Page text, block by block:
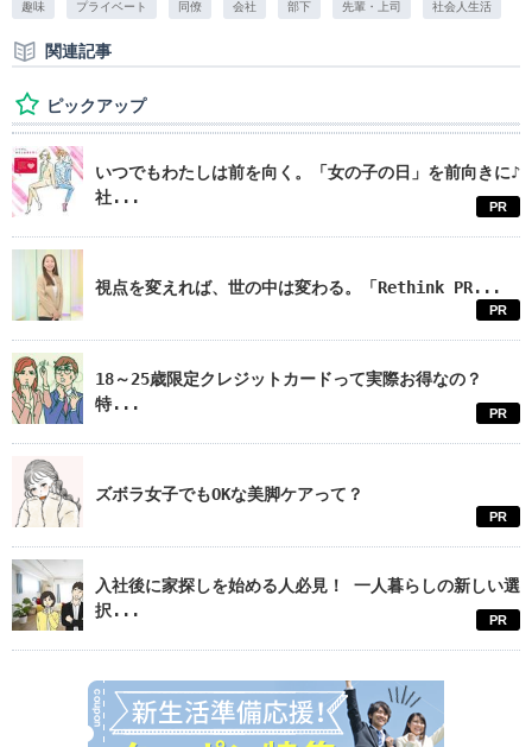
趣味 プライベート 同僚 会社 部下 先輩・上司 社会人生活
関連記事
ピックアップ
いつでもわたしは前を向く。「女の子の日」を前向きに♪
社...
PR
視点を変えれば、世の中は変わる。「Rethink PR...
PR
18～25歳限定クレジットカードって実際お得なの？
特...
PR
ズボラ女子でもOKな美脚ケアって？
PR
入社後に家探しを始める人必見！ 一人暮らしの新しい選
択...
PR